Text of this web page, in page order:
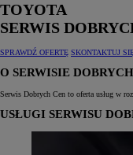
TOYOTA
SERWIS
SPRAWDŹ OFERTĘ SKONTAKTUJ
O SERWISIE
Serwis Dobrych Cen to oferta usług w
USŁUGI SERWISU